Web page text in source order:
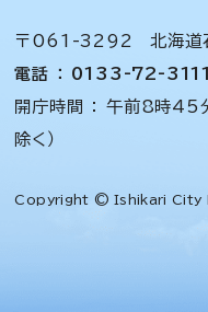
〒061-3292 北海道
電話 ： 0133-72-3111
開庁時間 ： 午前8時45
除く）
Copyright © Ishikari City